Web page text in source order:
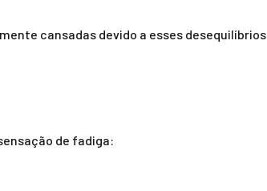
cansadas devido a esses desequilíbrios
de fadiga: